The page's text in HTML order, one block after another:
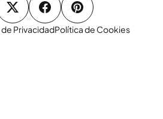
PrivacidadPolítica de Cookies